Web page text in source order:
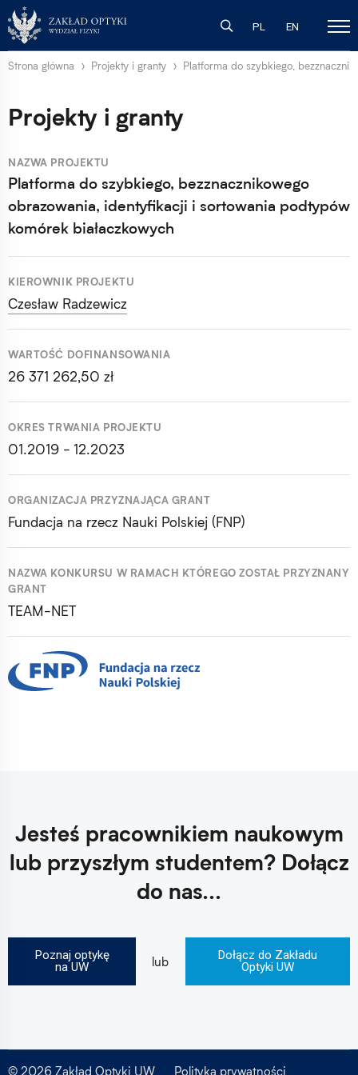
PL EN
Strona główna Projekty i granty Platforma do szybkiego,
Projekty i granty
NAZWA PROJEKTU
Platforma do szybkiego, bezznacznikowego
obrazowania, identyfikacji i sortowania podtypów
komórek białaczkowych
KIEROWNIK PROJEKTU
Czesław Radzewicz
WARTOŚĆ DOFINANSOWANIA
26 371 262,50 zł
OKRES TRWANIA PROJEKTU
01.2019 - 12.2023
ORGANIZACJA PRZYZNAJĄCA GRANT
Fundacja na rzecz Nauki Polskiej (FNP)
NAZWA KONKURSU W RAMACH KTÓREGO ZOSTAŁ PRZYZNANY
GRANT
TEAM-NET
Jesteś pracownikiem naukowym
lub przyszłym studentem?Dołącz
do nas...
Poznaj optykę
na UW
lub
Dołącz do Zakładu
Optyki UW
© 2026 Zakład Optyki UW Polityka prywatności